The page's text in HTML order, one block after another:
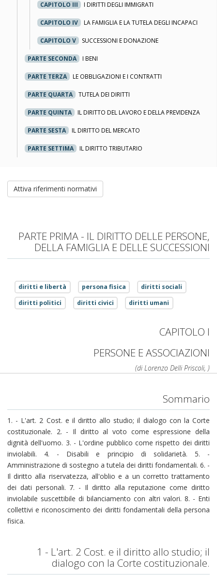
CAPITOLO III I DIRITTI DEGLI IMMIGRATI
CAPITOLO IV LA FAMIGLIA E LA TUTELA DEGLI INCAPACI
CAPITOLO V SUCCESSIONI E DONAZIONE
PARTE SECONDA I BENI
PARTE TERZA LE OBBLIGAZIONI E I CONTRATTI
PARTE QUARTA TUTELA DEI DIRITTI
PARTE QUINTA IL DIRITTO DEL LAVORO E DELLA PREVIDENZA
PARTE SESTA IL DIRITTO DEL MERCATO
PARTE SETTIMA IL DIRITTO TRIBUTARIO
Attiva riferimenti normativi
PARTE PRIMA - IL DIRITTO DELLE PERSONE,
DELLA FAMIGLIA E DELLE SUCCESSIONI
diritti e libertà persona fisica
diritti sociali
diritti politici
diritti civici diritti umani
CAPITOLO I
PERSONE E ASSOCIAZIONI
(di Lorenzo Delli Priscoli, )
Sommario
1. - L'art. 2 Cost. e il diritto allo studio; il dialogo con la Corte
costituzionale. 2. - Il diritto al voto come espressione della
dignità dell'uomo. 3. - L'ordine pubblico come rispetto dei diritti
inviolabili. 4. - Disabili e principio di solidarietà. 5. -
Amministrazione di sostegno a tutela dei diritti fondamentali. 6. -
Il diritto alla riservatezza, all'oblio e a un corretto trattamento
dei dati personali. 7. - Il diritto alla reputazione come diritto
inviolabile suscettibile di bilanciamento con altri valori. 8. - Enti
collettivi e riconoscimento dei diritti fondamentali della persona
fisica.
1 - L'art. 2 Cost. e il diritto allo studio; il
dialogo con la Corte costituzionale.